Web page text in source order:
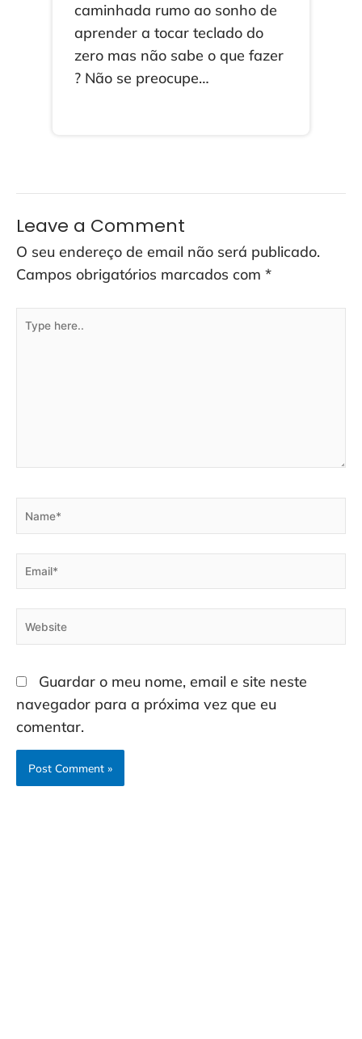
caminhada rumo ao sonho de
aprender a tocar teclado do
zero mas não sabe o que fazer
? Não se preocupe…
Leave a Comment
O seu endereço de email não será publicado.
Campos obrigatórios marcados com *
Type
Name*
Email*
Website
Guardar o meu nome, email e site neste
navegador para a próxima vez que eu
comentar.